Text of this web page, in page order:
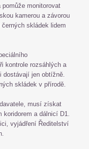
monitorovat
kamerou a závorou
skládek lidem
kontrole rozsáhlých a
dostávají jen obtížně.
skládek v přírodě.
musí získat
koridorem a dálnicí D1.
vyjádření Ředitelství